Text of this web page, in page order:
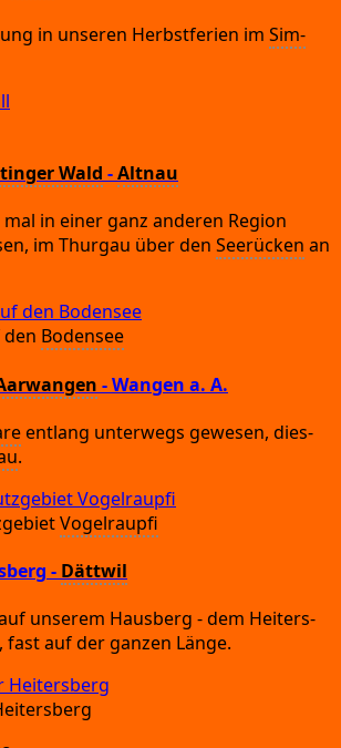
in unse­ren Herbst­fe­ri­en im Sim­
Wald -Altnau
in einer ganz ande­ren Regi­on
im Thur­gau über den See­rü­cken an
Boden­see
- Wangen a. A.
ent­lang unter­wegs gewe­sen, dies­
.
Vogel­rau­p­fi
- Dättwil
unse­rem Haus­berg - dem Hei­ters­
fast auf der gan­zen Länge.